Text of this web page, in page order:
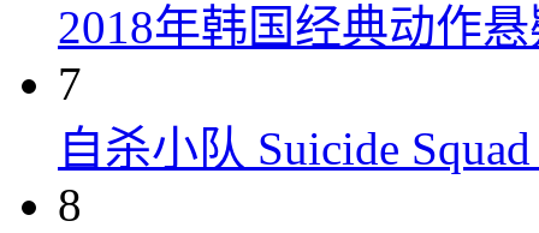
2018年韩国经典动作
7
自杀小队 Suicide
8